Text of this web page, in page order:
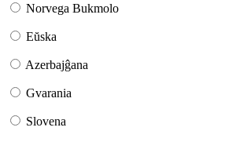
Norvega Bukmolo
Eŭska
Azerbajĝana
Gvarania
Slovena